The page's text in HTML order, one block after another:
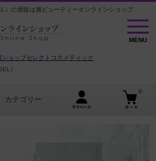
）の通販は麗ビューティーオンラインショップ
MENU
MENU
ショップセレクトコスメティック
）
カテゴリー
0